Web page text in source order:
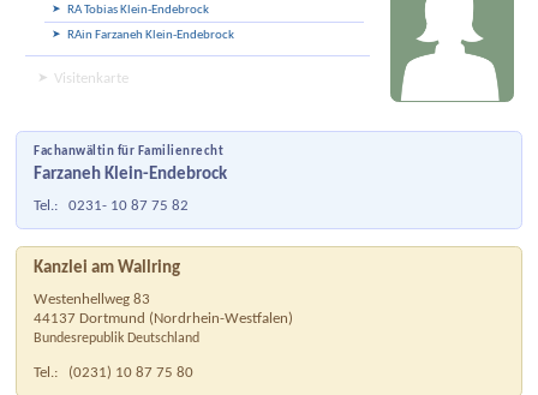
RA Tobias Klein-Endebrock
RAin Farzaneh Klein-Endebrock
Visitenkarte
Fachanwältin für Familienrecht
Farzaneh Klein-Endebrock
Tel.: 0231- 10 87 75 82
Kanzlei am Wallring
Westenhellweg 83
44137 Dortmund (Nordrhein-Westfalen)
Bundesrepublik Deutschland
Tel.: (0231) 10 87 75 80